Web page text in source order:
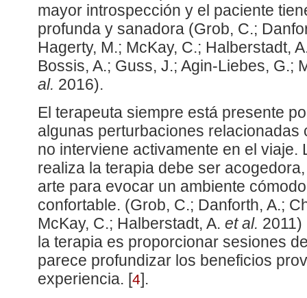
mayor introspección y el paciente
profunda y sanadora (Grob, C.;
Hagerty, M.; McKay, C.; Halberstadt,
Bossis, A.; Guss, J.; Agin-Liebes, G.;
al. 2016).
El terapeuta siempre está presente
algunas perturbaciones relacionadas
no interviene activamente en el viaje.
realiza la terapia debe ser
arte para evocar un ambiente
confortable. (Grob, C.; Danforth, A.;
McKay, C.; Halberstadt, A. et al. 2011)
la terapia es proporcionar sesiones
parece profundizar los beneficios
experiencia. [4] .